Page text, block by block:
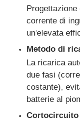
Chi Siamo
Visita alla
Controllo di
Progettazione
corrente di
un'elevata
Metodo di
La ricarica
due fasi
costante),
batterie al
Cortocircuito